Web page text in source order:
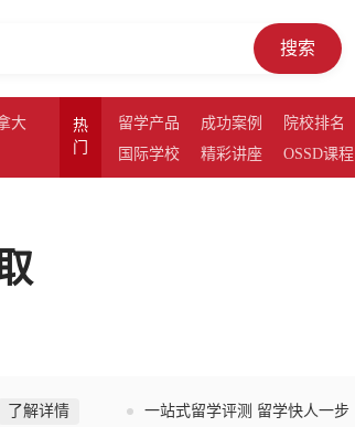
搜索
大
热
门
留学产品 成功案例
院校排名
国际学校
精彩讲座 OSSD课程
了解详情 一站式留学评测 留学快人一步